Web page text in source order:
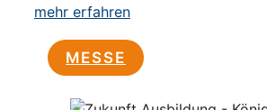
mehr erfahren
MESSE